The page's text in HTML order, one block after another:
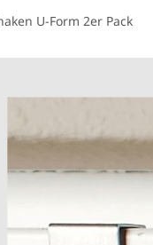
U-Form 2er Pack